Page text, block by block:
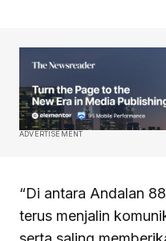
ADVERTISEMENT
“Di antara Andalan
terus menjalin